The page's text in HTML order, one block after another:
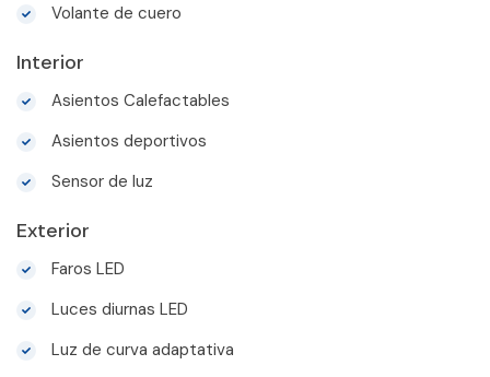
Volante de cuero
Interior
Asientos Calefactables
Asientos deportivos
Sensor de luz
Exterior
Faros LED
Luces diurnas LED
Luz de curva adaptativa